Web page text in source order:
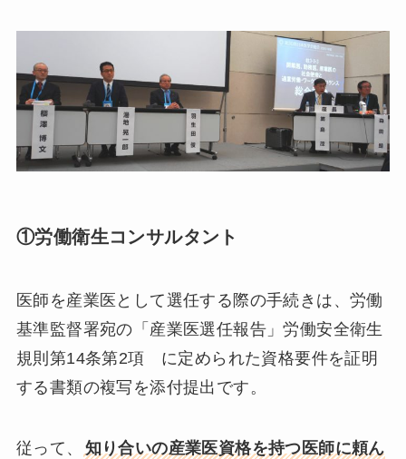
①労働衛生コンサルタント
医師を産業医として選任する際の手続きは、労働
基準監督署宛の「産業医選任報告」労働安全衛生
規則第14条第2項 に定められた資格要件を証明
する書類の複写を添付提出です。
従って、
知り合いの産業医資格を持つ医師に頼ん